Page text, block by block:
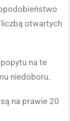
otwartych
na te
niedoboru.
na prawie 20